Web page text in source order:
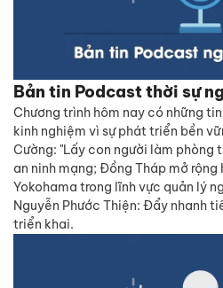
Bản tin Podcast thời sự
Chương trình hôm nay có những
kinh nghiệm vì sự phát triển bền
Cường: "Lấy con người làm phòng
an ninh mạng; Đồng Tháp mở
Yokohama trong lĩnh vực quản lý
Nguyễn Phước Thiện: Đẩy nhanh
triển khai.